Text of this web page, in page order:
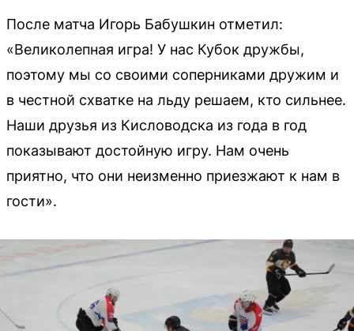
После матча Игорь Бабушкин отметил:
«Великолепная игра! У нас Кубок дружбы,
поэтому мы со своими соперниками дружим и
в честной схватке на льду решаем, кто сильнее.
Наши друзья из Кисловодска из года в год
показывают достойную игру. Нам очень
приятно, что они неизменно приезжают к нам в
гости».